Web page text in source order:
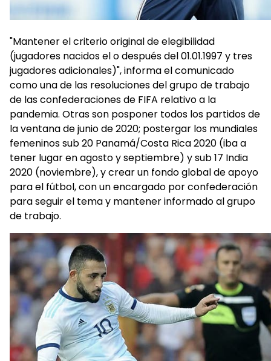
"Mantener el criterio original de elegibilidad
(jugadores nacidos el o después del 01.01.1997 y tres
jugadores adicionales)", informa el comunicado
como una de las resoluciones del grupo de trabajo
de las confederaciones de FIFA relativo a la
pandemia. Otras son posponer todos los partidos de
la ventana de junio de 2020; postergar los mundiales
femeninos sub 20 Panamá/Costa Rica 2020 (iba a
tener lugar en agosto y septiembre) y sub 17 India
2020 (noviembre), y crear un fondo global de apoyo
para el fútbol, con un encargado por confederación
para seguir el tema y mantener informado al grupo
de trabajo.